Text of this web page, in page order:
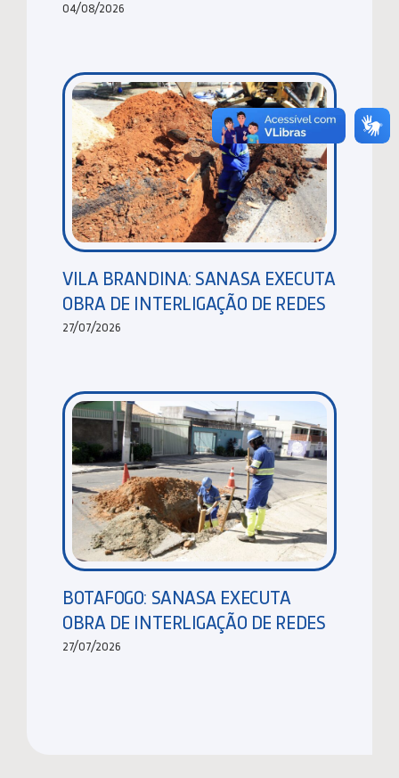
04/08/2026
VILA BRANDINA: SANASA EXECUTA
OBRA DE INTERLIGAÇÃO DE REDES
27/07/2026
BOTAFOGO: SANASA EXECUTA
OBRA DE INTERLIGAÇÃO DE REDES
27/07/2026